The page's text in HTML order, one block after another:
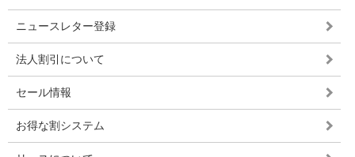
ニュースレター登録
法人割引について
セール情報
お得な割システム